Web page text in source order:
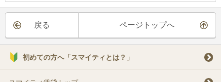
戻る ページトップへ
初めての方へ「スマイティとは？」